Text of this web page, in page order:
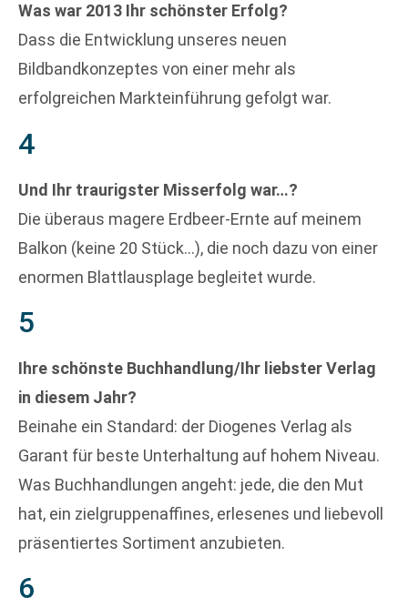
Was war 2013 Ihr schönster Erfolg?
Dass die Entwicklung unseres neuen
Bildbandkonzeptes von einer mehr als
erfolgreichen Markteinführung gefolgt war.
4
Und Ihr traurigster Misserfolg war…?
Die überaus magere Erdbeer-Ernte auf meinem
Balkon (keine 20 Stück…), die noch dazu von einer
enormen Blattlausplage begleitet wurde.
5
Ihre schönste Buchhandlung/Ihr liebster Verlag
in diesem Jahr?
Beinahe ein Standard: der Diogenes Verlag als
Garant für beste Unterhaltung auf hohem Niveau.
Was Buchhandlungen angeht: jede, die den Mut
hat, ein zielgruppenaffines, erlesenes und liebevoll
präsentiertes Sortiment anzubieten.
6